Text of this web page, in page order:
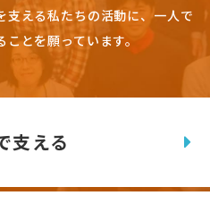
支える私たちの活動に、一人で
ことを願っています。
支える